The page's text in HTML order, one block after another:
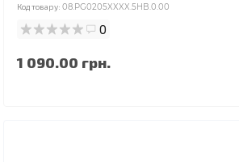
Код товару: 08.PG0205XXXX.5HB.0.00
0
1 090.00 грн.